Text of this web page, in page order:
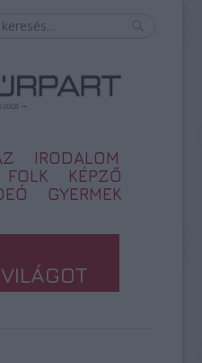
IRODALOM
FOLK
KÉPZŐ
GYERMEK